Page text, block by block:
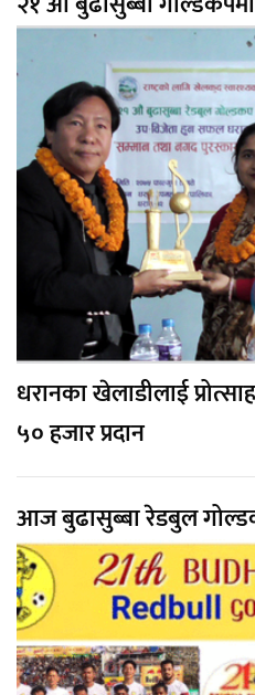
धरानका खेलाडीलाई
५० हजार प्रदान
आज बुढासुब्बा रेडबुल